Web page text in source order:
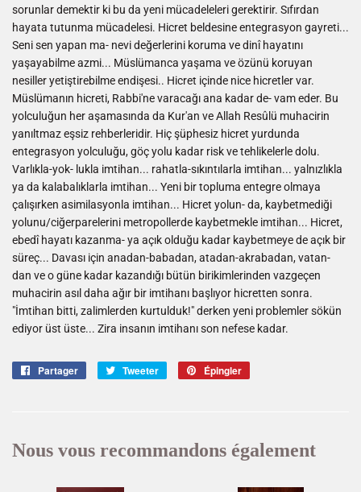
sorunlar demektir ki bu da yeni mücadeleleri gerektirir. Sıfırdan
hayata tutunma mücadelesi. Hicret beldesine entegrasyon gayreti...
Seni sen yapan ma- nevi değerlerini koruma ve dinî hayatını
yaşayabilme azmi... Müslümanca yaşama ve özünü koruyan
nesiller yetiştirebilme endişesi.. Hicret içinde nice hicretler var.
Müslümanın hicreti, Rabbi'ne varacağı ana kadar de- vam eder. Bu
yolculuğun her aşamasında da Kur'an ve Allah Resûlü muhacirin
yanıltmaz eşsiz rehberleridir. Hiç şüphesiz hicret yurdunda
entegrasyon yolculuğu, göç yolu kadar risk ve tehlikelerle dolu.
Varlıkla-yok- lukla imtihan... rahatla-sıkıntılarla imtihan... yalnızlıkla
ya da kalabalıklarla imtihan... Yeni bir topluma entegre olmaya
çalışırken asimilasyonla imtihan... Hicret yolun- da, kaybetmediği
yolunu/ciğerparelerini metropollerde kaybetmekle imtihan... Hicret,
ebedî hayatı kazanma- ya açık olduğu kadar kaybetmeye de açık bir
süreç... Davası için anadan-babadan, atadan-akrabadan, vatan-
dan ve o güne kadar kazandığı bütün birikimlerinden vazgeçen
muhacirin asıl daha ağır bir imtihanı başlıyor hicretten sonra.
"İmtihan bitti, zalimlerden kurtulduk!" derken yeni problemler sökün
ediyor üst üste... Zira insanın imtihanı son nefese kadar.
Partager
PartagerTweeter
Tweeter
Épingler
Nous vous recommandons également